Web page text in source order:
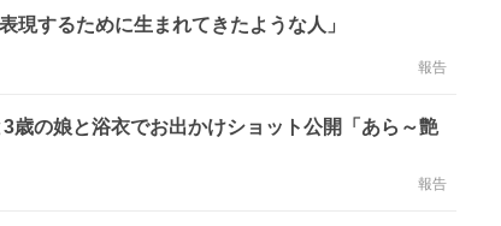
現するために生まれてきたような人」
報告
の娘と浴衣でお出かけショット公開「あら～艶
報告